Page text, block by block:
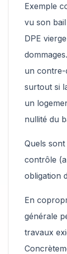
Exemple
vu son
DPE
un contre-
surtout si
un
nullité du
Quels
contrôle
obligation
En
générale
travaux